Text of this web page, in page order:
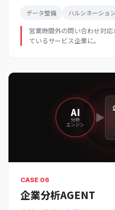
データ整備 ハルシネーショ
営業時間外の問い合わせ対
ているサービス企業に。
AI
分析
エンジン
▶
CASE 06
企業分析AGENT